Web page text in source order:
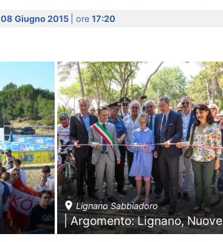
08 Giugno 2015 | ore 17:20
Lignano Sabbiadoro
| Argomento: Lignano,